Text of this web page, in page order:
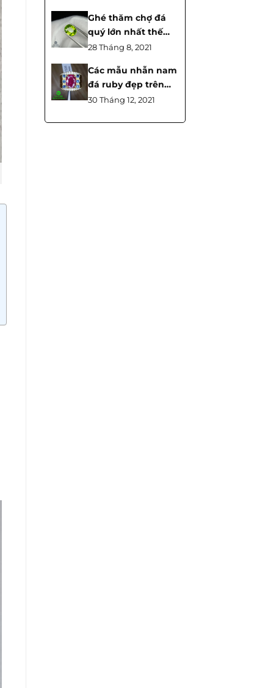
Ghé thăm chợ đá
quý lớn nhất thế
giới tại Thái lan
Chanthaburi
market gems
28 Tháng 8, 2021
Các mẫu nhẫn nam
đá ruby đẹp trên
100 triệu
30 Tháng 12, 2021